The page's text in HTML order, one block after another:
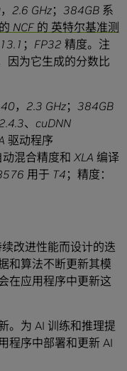
， 2.6 GHz； 384GB 系
NCF 的 英特尔基准测
； FP32 精度。注
因为它生成的分数比
， 2.3 GHz； 384GB
、 cuDNN
驱动程序
动混合精度和 XLA 编译
用于 T4 ；精度：
改进性能而设计的迭
和算法不断更新其模
在应用程序中更新这
。为 AI 训练和推理提
程序中部署和更新 AI